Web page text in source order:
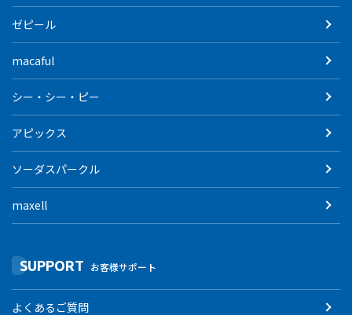
ゼピール
macaful
シー・シー・ピー
アピックス
ソーダスパークル
maxell
SUPPORT お客様サポート
よくあるご質問